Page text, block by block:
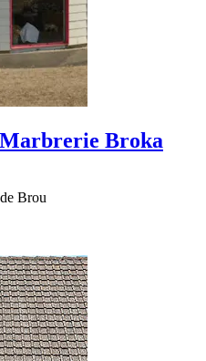
Marbrerie Broka
Brou